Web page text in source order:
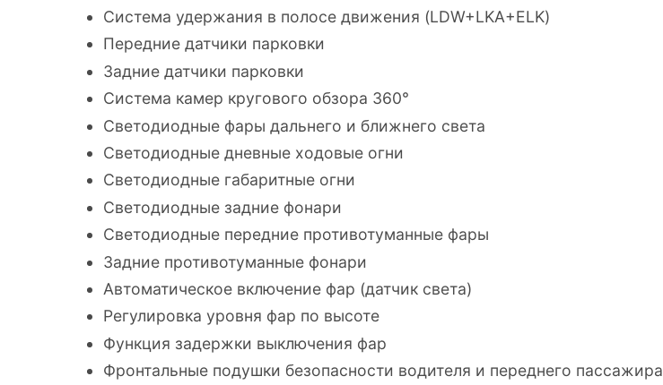
Система удержания в полосе движения (LDW+LKA+ELK)
Передние датчики парковки
Задние датчики парковки
Система камер кругового обзора 360°
Светодиодные фары дальнего и ближнего света
Светодиодные дневные ходовые огни
Светодиодные габаритные огни
Светодиодные задние фонари
Светодиодные передние противотуманные фары
Задние противотуманные фонари
Автоматическое включение фар (датчик света)
Регулировка уровня фар по высоте
Функция задержки выключения фар
Фронтальные подушки безопасности водителя и переднего пассажира